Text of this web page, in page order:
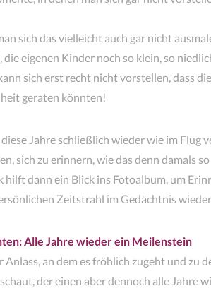
sich das vielleicht auch gar nicht
die eigenen Kinder noch so klein, so
sich erst recht nicht vorstellen, dass
geraten könnten!
Jahre schließlich wieder wie im Flug
sich zu erinnern, wie das denn damals
hilft dann ein Blick ins Fotoalbum, um
Zeitstrahl im Gedächtnis
Alle Jahre wieder ein Meilenstein
Anlass, an dem es fröhlich zugeht und zu
der einen aber dennoch alle Jahre